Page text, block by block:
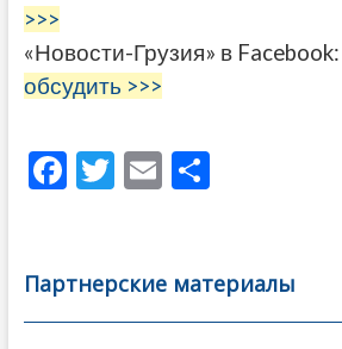
>>>
«Новости-Грузия» в Facebook:
обсудить >>>
F
b
o
T
er
E
l
О
а
в
Партнерские материалы